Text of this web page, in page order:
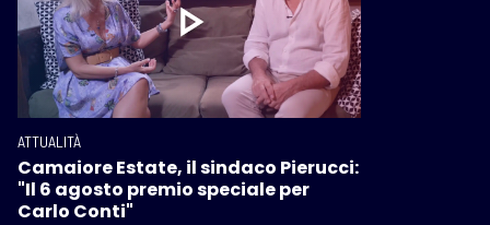
ATTUALITÀ
Camaiore Estate, il sindaco Pierucci:
"Il 6 agosto premio speciale per
Carlo Conti"